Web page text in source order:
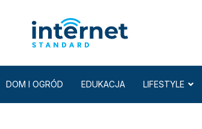
DOM I OGRÓD EDUKACJA LIFESTYLE